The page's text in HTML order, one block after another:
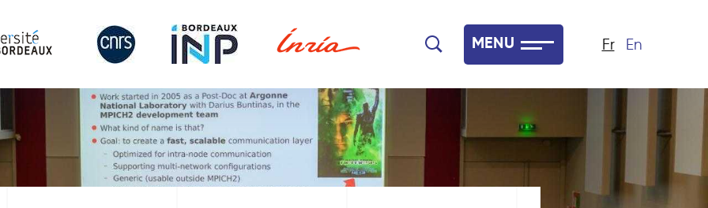
MENU Fr En